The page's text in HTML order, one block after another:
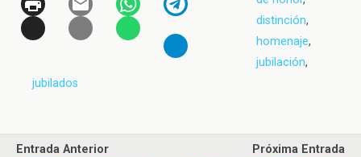
distinción,
homenaje,
jubilación,
jubilados
Entrada Anterior
Próxima Entrada